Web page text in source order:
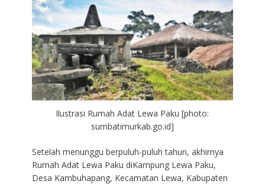
Ilustrasi Rumah Adat Lewa Paku [photo:
sumbatimurkab.go.id]
Setelah menunggu berpuluh-puluh tahun, akhirnya
Rumah Adat Lewa Paku diKampung Lewa Paku,
Desa Kambuhapang, Kecamatan Lewa, Kabupaten